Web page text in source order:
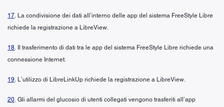
17. La condivisione dei dati all’interno delle app del sistema FreeStyle Libre
richiede la registrazione a LibreView.
18. Il trasferimento di dati tra le app del sistema FreeStyle Libre richiede una
connessione Internet.
19. L’utilizzo di LibreLinkUp richiede la registrazione a LibreView.
20. Gli allarmi del glucosio di utenti collegati vengono trasferiti all’app